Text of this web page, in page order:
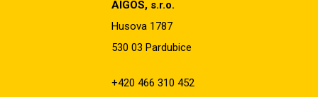
AIGOS, s.r.o.
Husova 1787
530 03 Pardubice
+420 466 310 452